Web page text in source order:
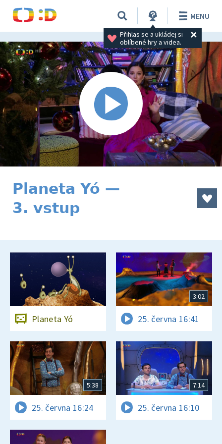
Přihlas se a ukládej si
oblíbené hry a videa.
MENU
Planeta Yó —
3. vstup
Planeta Yó
3:02
25. června 16:41
5:38
25. června 16:24
7:14
25. června 16:10